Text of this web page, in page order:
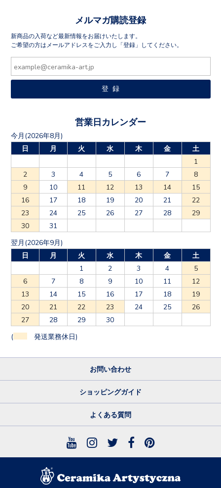
メルマガ購読登録
新商品の入荷など最新情報をお届けいたします。
ご希望の方はメールアドレスをご入力し「登録」してください。
営業日カレンダー
今月(2026年8月)
日
月 火 水 木 金
土
1
2
3 4 5 6 7
8
9
10 11 12 13 14
15
16
17 18 19 20 21
22
23
24 25 26 27 28
29
30
31
翌月(2026年9月)
日
月 火 水 木 金
土
1
2 3 4
5
6
7 8 9 10 11
12
13
14 15 16 17 18
19
20
21 22 23 24 25
26
27
28 29 30
( 発送業務休日)
お問い合わせ
ショッピングガイド
よくある質問